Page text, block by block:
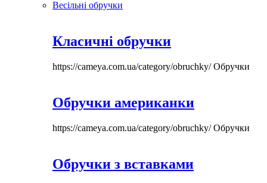
Весільні обручки
Класичні обручки
https://cameya.com.ua/category/obruchky/Обручки
Обручки американки
https://cameya.com.ua/category/obruchky/Обручки
Обручки з вставками